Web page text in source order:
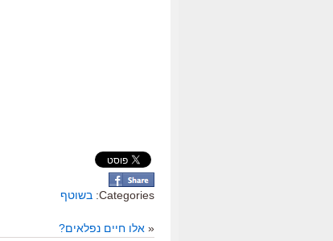
Categories: בשוטף
« אלו חיים נפלאים?